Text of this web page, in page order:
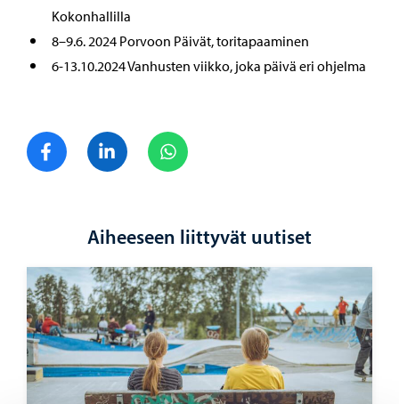
Kokonhallilla
8–9.6. 2024 Porvoon Päivät, toritapaaminen
6-13.10.2024 Vanhusten viikko, joka päivä eri ohjelma
Jaa FacebookJaa LinkedIn
Aiheeseen liittyvät uutiset